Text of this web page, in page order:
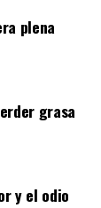
plena
grasa
y el odio